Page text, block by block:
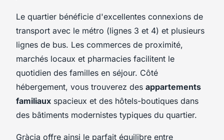
Le quartier bénéficie d'excellentes connexions de
transport avec le métro (lignes 3 et 4) et plusieurs
lignes de bus. Les commerces de proximité,
marchés locaux et pharmacies facilitent le
quotidien des familles en séjour. Côté
hébergement, vous trouverez des appartements
familiaux spacieux et des hôtels-boutiques dans
des bâtiments modernistes typiques du quartier.
Gràcia offre ainsi le parfait équilibre entre